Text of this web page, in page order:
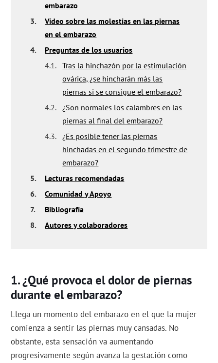
embarazo
3.
Vídeo sobre las molestias en las piernas
en el embarazo
4.
Preguntas de los usuarios
4.1.
Tras la hinchazón por la estimulación
ovárica, ¿se hincharán más las
piernas si se consigue el embarazo?
4.2.
¿Son normales los calambres en las
piernas al final del embarazo?
4.3.
¿Es posible tener las piernas
hinchadas en el segundo trimestre de
embarazo?
5.
Lecturas recomendadas
6.
Comunidad y Apoyo
7.
Bibliografía
8.
Autores y colaboradores
¿Qué provoca el dolor de piernas
durante el embarazo?
Llega un momento del embarazo en el que la mujer
comienza a sentir las piernas muy cansadas. No
obstante, esta sensación va aumentando
progresivamente según avanza la gestación como